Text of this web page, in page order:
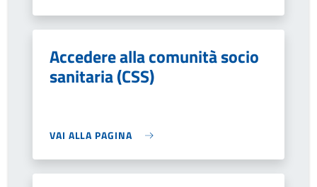
Accedere alla comunità socio
sanitaria (CSS)
VAI ALLA PAGINA